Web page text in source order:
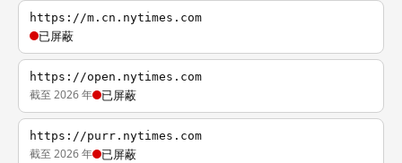
https://m.cn.nytimes.com
已屏蔽
https://open.nytimes.com
截至 2026 年 已屏蔽
https://purr.nytimes.com
截至 2026 年 已屏蔽